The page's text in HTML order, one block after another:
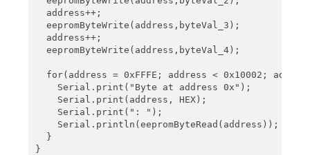
  address++;
  eepromByteWrite(address,byteVal_3);
  address++;
  eepromByteWrite(address,byteVal_4);
for(address = 0xFFFE; address < 0x10002;
    Serial.print("Byte at address 0x");
    Serial.print(address, HEX);
    Serial.print(": ");
    Serial.println(eepromByteRead(address));
  }
}